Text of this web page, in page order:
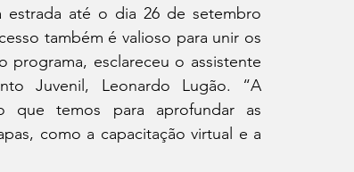
estrada até o dia 26 de setembro
também é valioso para unir os
programa, esclareceu o assistente
Juvenil, Leonardo Lugão. “A
temos para aprofundar as
como a capacitação virtual e a